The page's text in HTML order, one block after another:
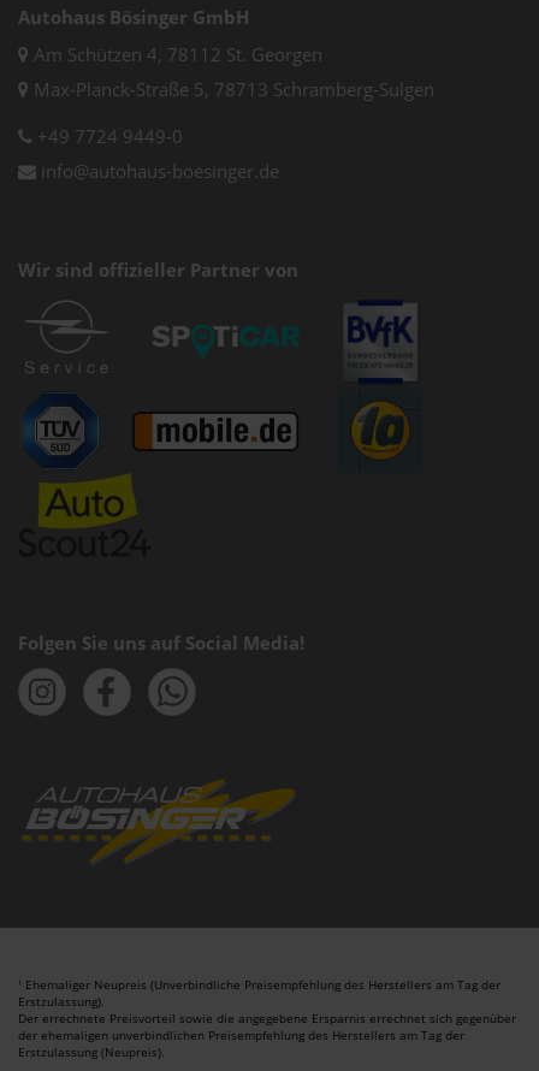
Autohaus Bösinger GmbH
Am Schützen 4, 78112 St. Georgen
Max-Planck-Straße 5, 78713 Schramberg-Sulgen
+49 7724 9449-0
info@autohaus-boesinger.de
Wir sind offizieller Partner von
Folgen Sie uns auf Social Media!
1 Ehemaliger Neupreis (Unverbindliche Preisempfehlung des Herstellers am Tag der
Erstzulassung).
Der errechnete Preisvorteil sowie die angegebene Ersparnis errechnet sich gegenüber
der ehemaligen unverbindlichen Preisempfehlung des Herstellers am Tag der
Erstzulassung (Neupreis).